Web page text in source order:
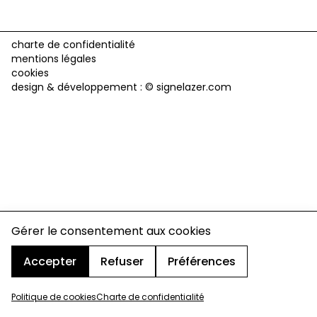
Gérer le consentement aux cookies
Accepter
Refuser Préférences
Politique de cookiesCharte de confidentialité
charte de confidentialité
mentions légales
cookies
design & développement : © signelazer.com